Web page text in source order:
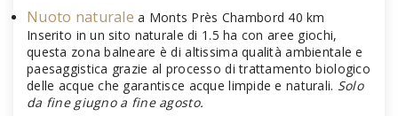
Nuoto naturale a Monts Près Chambord 40 km
Inserito in un sito naturale di 1.5 ha con aree giochi,
questa zona balneare è di altissima qualità ambientale e
paesaggistica grazie al processo di trattamento biologico
delle acque che garantisce acque limpide e naturali. Solo
da fine giugno a fine agosto.